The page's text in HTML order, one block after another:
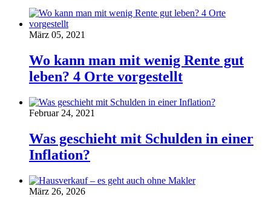
März 05, 2021
Wo kann man mit wenig Rente gut
leben? 4 Orte vorgestellt
Februar 24, 2021
Was geschieht mit Schulden in einer
Inflation?
März 26, 2026